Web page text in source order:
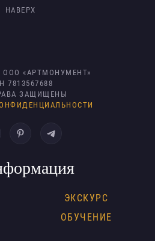
НАВЕРХ
ООО «АРТМОНУМЕНТ»
7813567688
ЗАЩИЩЕНЫ
ЭКСКУРС
ОБУЧЕНИЕ